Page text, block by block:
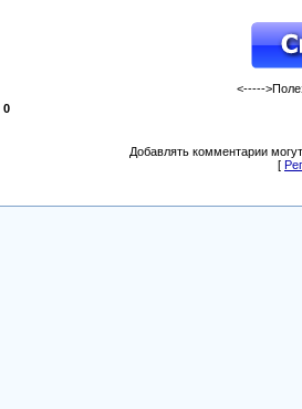
<-----
0
Добавлять комментарии
[